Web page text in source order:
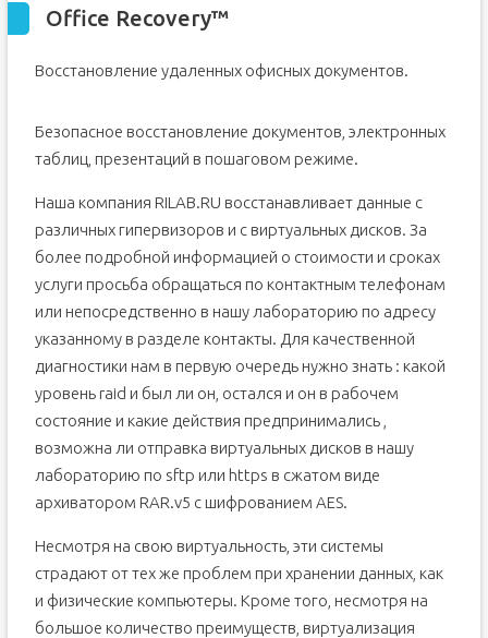
Office Recovery™
Восстановление удаленных офисных документов.
Безопасное восстановление документов, электронных
таблиц, презентаций в пошаговом режиме.
Наша компания RILAB.RU восстанавливает данные с
различных гипервизоров и с виртуальных дисков. За
более подробной информацией о стоимости и сроках
услуги просьба обращаться по контактным телефонам
или непосредственно в нашу лабораторию по адресу
указанному в разделе контакты. Для качественной
диагностики нам в первую очередь нужно знать : какой
уровень raid и был ли он, остался и он в рабочем
состояние и какие действия предпринимались ,
возможна ли отправка виртуальных дисков в нашу
лабораторию по sftp или https в сжатом виде
архиватором RAR.v5 с шифрованием AES.
Несмотря на свою виртуальность, эти системы
страдают от тех же проблем при хранении данных, как
и физические компьютеры. Кроме того, несмотря на
большое количество преимуществ, виртуализация